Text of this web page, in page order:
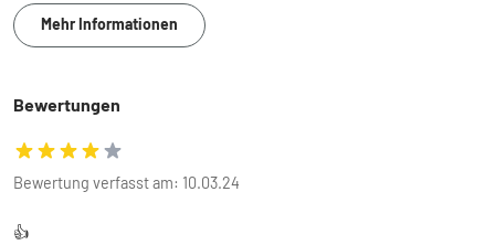
Mehr Informationen
Bewertungen
Bewertung verfasst am: 10.03.24
👍